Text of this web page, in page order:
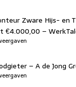
Zware Hijs- en
€4.000,00 –
– A de Jong